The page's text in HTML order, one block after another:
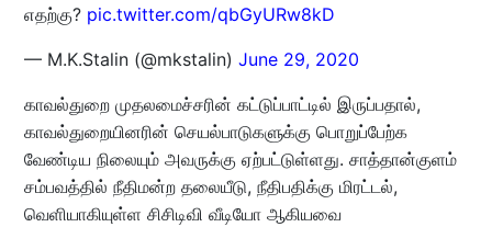
எதற்கு? pic.twitter.com/qbGyURw8kD
— M.K.Stalin (@mkstalin) June 29, 2020
காவல்துறை முதலமைச்சரின் கட்டுப்பாட்டில் இருப்பதால்,
காவல்துறையினரின் செயல்பாடுகளுக்கு பொறுப்பேற்க
வேண்டிய நிலையும் அவருக்கு ஏற்பட்டுள்ளது. சாத்தான்குளம்
சம்பவத்தில் நீதிமன்ற தலையீடு, நீதிபதிக்கு மிரட்டல்,
வெளியாகியுள்ள சிசிடிவி வீடியோ ஆகியவை